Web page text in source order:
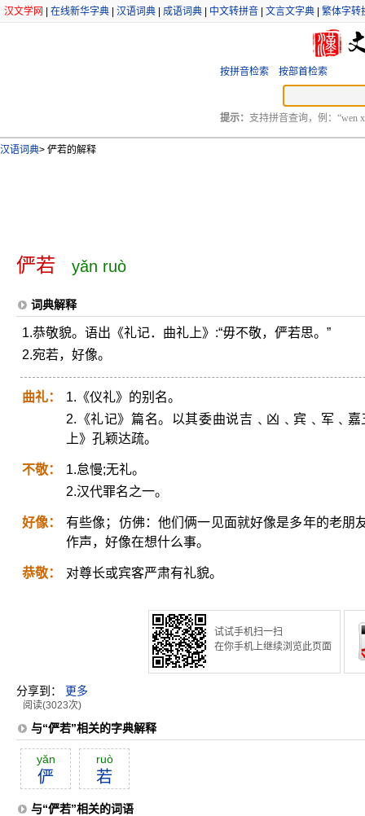
汉文学网 在线新华字典 汉语词典 成语词典 中文转拼音 文言文字典 繁体字转
按拼音检索 按部首检索
提示： 支持拼音查询，例：“wen
汉语词典> 俨若的解释
俨若 yǎn ruò
词典解释
1.恭敬貌。语出《礼记．曲礼上》:“毋不敬，俨若思。”
2.宛若，好像。
曲礼：
1.《仪礼》的别名。
2.《礼记》篇名。以其委曲说吉﹑凶﹑宾﹑军﹑
上》孔颖达疏。
不敬：
1.怠慢;无礼。
2.汉代罪名之一。
好像：
有些像；仿佛：他们俩一见面就好像是多年的老朋
作声，好像在想什么事。
恭敬： 对尊长或宾客严肃有礼貌。
试试手机扫一扫
在你手机上继续浏览此页面
分享到： 更多
阅读(3023次)
与“俨若”相关的字典解释
yăn
俨
ruò
若
与“俨若”相关的词语